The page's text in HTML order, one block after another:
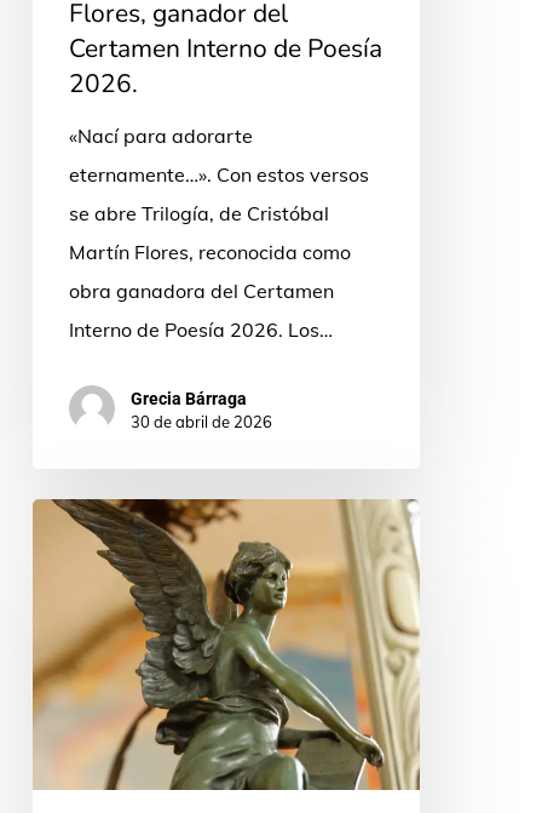
PoesíaFlores, ganador del
Certamen Interno de Poesía
2026.
«Nací para adorarte
eternamente…». Con estos versos
se abre Trilogía, de Cristóbal
Martín Flores, reconocida como
obra ganadora del Certamen
Interno de Poesía 2026. Los…
Grecia Bárraga
30 de abril de 2026
Convocatoria
Premio
Mundial
Fernando
de